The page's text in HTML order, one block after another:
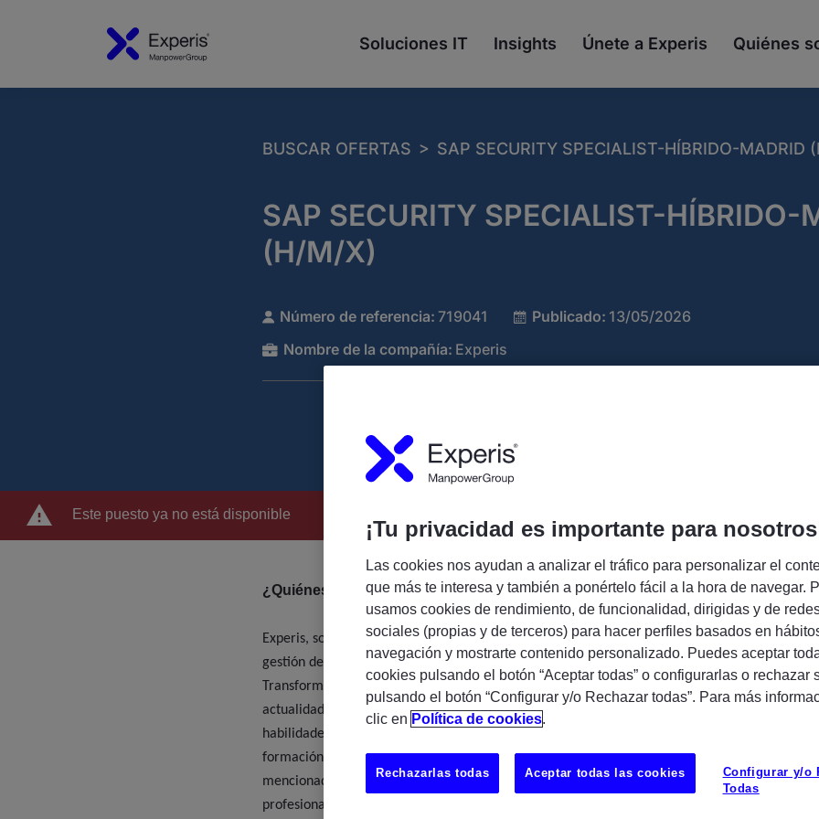
Soluciones IT Insights Únete a Experis Quiénes
BUSCAR OFERTAS > SAP SECURITY SPECIALIST-HÍBRIDO-MADRID
SAP SECURITY SPECIALIST-HÍBRIDO-
(H/M/X)
Número de referencia: 719041 Publicado: 13/05/2026
Nombre de la compañía: Experis
Este puesto ya no está disponible
¿Quiénes somos?
Experis, somos una compañía especializada en servicios profesionales y
gestión de proyectos IT asociados a nuestras 3 prácticas: Business
Transformation, Cloud & Infrastructure y Enterprise Applications. En la
actualidad combinamos nuestras soluciones tecnológicas con las
habilidades más demandadas del mercado. Además, proporcionamos
formación especializada asociada a las líneas de servicio antes
mencionadas. Contamos con una plantilla de más de 1.800
profesionales especializados en IT en España y presencia internacional
¡Tu privacidad es importante para
Las cookies nos ayudan a analizar el tráfico para personalizar el
que más te interesa y también a ponértelo fácil a la hora de navegar.
usamos cookies de rendimiento, de funcionalidad, dirigidas y de
sociales (propias y de terceros) para hacer perfiles basados en
navegación y mostrarte contenido personalizado. Puedes aceptar
cookies pulsando el botón “Aceptar todas” o configurarlas o rechazar
pulsando el botón “Configurar y/o Rechazar todas”. Para más
clic en Política de cookies.
Configurar y/o
Todas
Rechazarlas todas Aceptar todas las cookies